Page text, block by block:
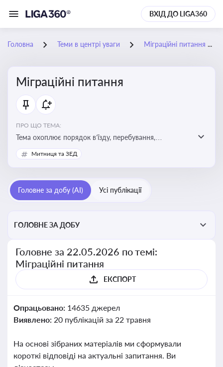
ВХІД ДО LIGA360
Головна Теми в центрі уваги Міграційні питання
Міграційні питання
ПРО ЩО ТЕМА:
Тема охоплює порядок в’їзду, перебування,
працевлаштування іноземців, а також набуття або
втрату громадянства України
Митниця та ЗЕД
Головне за добу (AI) Усі публікації
ГОЛОВНЕ ЗА ДОБУ
Головне за 22.05.2026 по темі:
Міграційні питання
ЕКСПОРТ
Опрацьовано: 14635 джерел
Виявлено: 20 публікацій за 22 травня
На основі зібраних матеріалів ми сформували
короткі відповіді на актуальні запитання. Ви